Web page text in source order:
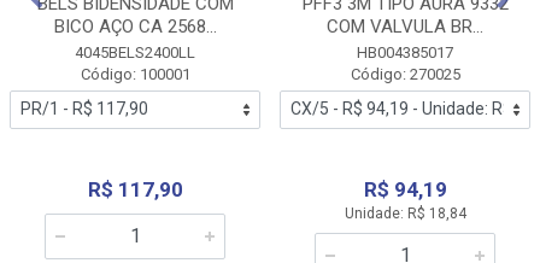
BICO AÇO CA 2568...
4045BELS2400LL
Código: 100001
R$ 117,90
COM VALVULA BR...
HB004385017
Código: 270025
R$ 94,19
Unidade: R$ 18,84